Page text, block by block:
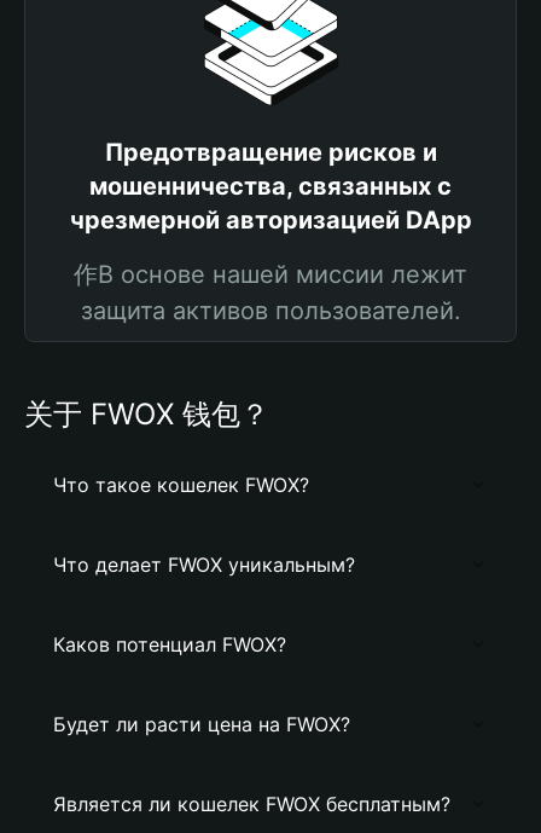
Предотвращение рисков и
мошенничества, связанных с
чрезмерной авторизацией DApp
作В основе нашей миссии лежит
защита активов пользователей.
关于 FWOX 钱包？
Что такое кошелек FWOX?
Что делает FWOX уникальным?
Каков потенциал FWOX?
Будет ли расти цена на FWOX?
Является ли кошелек FWOX бесплатным?